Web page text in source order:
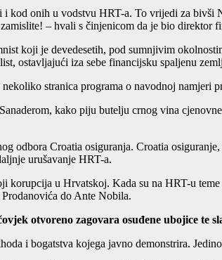
kod onih u vodstvu HRT-a. To vrijedi za
– hvali s činjenicom da je bio direktor
koji je devedesetih, pod sumnjivim
ostavljajući iza sebe financijsku spaljenu
stranica programa o navodnoj
kako piju butelju crnog vina
odbora Croatia osiguranja. Croatia
urušavanje HRT-a.
u Hrvatskoj. Kada su na HRT-u
do Ante Nobila.
otvoreno zagovara osuđene ubojice te
i bogatstva kojega javno demonstrira.